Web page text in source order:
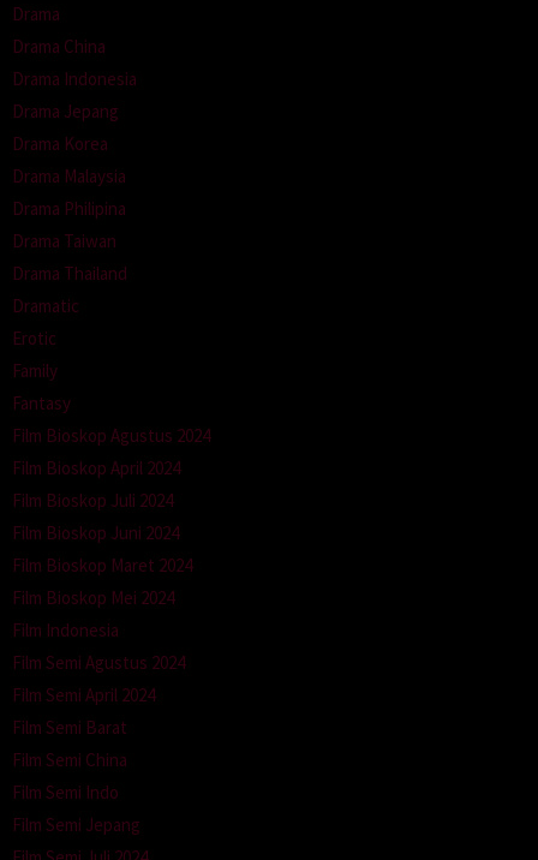
Drama
Drama China
Drama Indonesia
Drama Jepang
Drama Korea
Drama Malaysia
Drama Philipina
Drama Taiwan
Drama Thailand
Dramatic
Erotic
Family
Fantasy
Film Bioskop Agustus 2024
Film Bioskop April 2024
Film Bioskop Juli 2024
Film Bioskop Juni 2024
Film Bioskop Maret 2024
Film Bioskop Mei 2024
Film Indonesia
Film Semi Agustus 2024
Film Semi April 2024
Film Semi Barat
Film Semi China
Film Semi Indo
Film Semi Jepang